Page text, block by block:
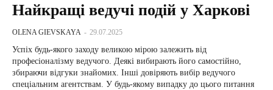
Найкращі ведучі подій у Харкові
OLENA GIEVSKAYA - 29.07.2025
Успіх будь-якого заходу великою мірою залежить від
професіоналізму ведучого. Деякі вибирають його самостійно,
збираючи відгуки знайомих. Інші довіряють вибір ведучого
спеціальним агентствам. У будь-якому випадку до цього питання